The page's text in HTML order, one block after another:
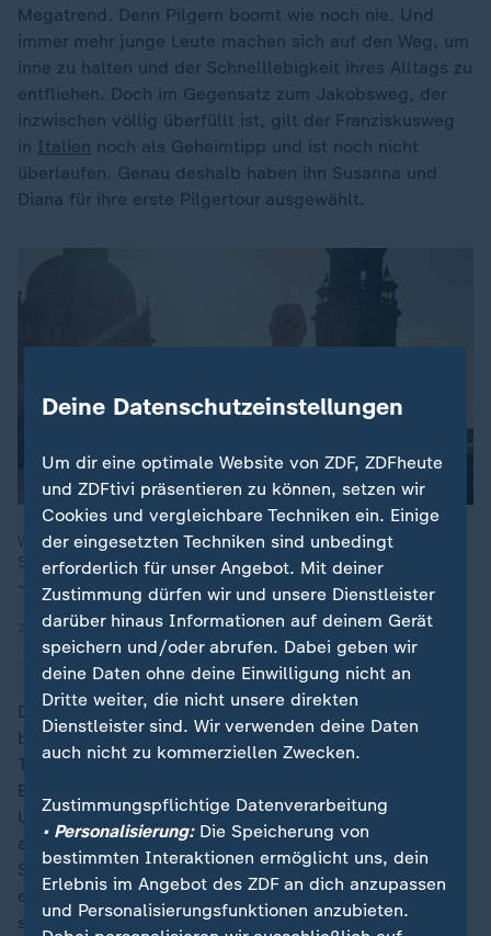
Megatrend. Denn Pilgern boomt wie noch nie. Und
immer mehr junge Leute machen sich auf den Weg, um
inne zu halten und der Schnelllebigkeit ihres Alltags zu
entfliehen. Doch im Gegensatz zum Jakobsweg, der
inzwischen völlig überfüllt ist, gilt der Franziskusweg
in Italien noch als Geheimtipp und ist noch nicht
überlaufen. Genau deshalb haben ihn Susanna und
Diana für ihre erste Pilgertour ausgewählt.
Waldi pilgert nach Santiago – mit Sonja, Schmerzen und
Sprüchen. Zwischen Tapas und Turbulenzen zeigt sich: Der
Jakobsweg ist nichts für Feiglinge. Aber genau Waldis Ding.
25.05.2025 | 43:22 min
Doch dass der Weg auch Tücken hat, bekommen die
beiden Pilgerneulinge schnell zu spüren. Am dritten
Tag verlaufen sie sich komplett, weil die
Beschilderung auf dem Franziskusweg eher dürftig ist.
Und Netz haben sie auch keins. Aber Pilgern heißt ja
auch auf Reisen sein. Und tatsächlich - nach zehn
Stunden Auf und Ab finden sie den Weg wieder und
erreichen ihr heutiges Ziel. "Gott sei Dank, ich dachte
schon, wir finden nie mehr zurück", sagt Susanna
Deine Datenschutzeinstellungen
Um dir eine optimale Website von ZDF, ZDFheute
und ZDFtivi präsentieren zu können, setzen wir
Cookies und vergleichbare Techniken ein. Einige
der eingesetzten Techniken sind unbedingt
erforderlich für unser Angebot. Mit deiner
Zustimmung dürfen wir und unsere Dienstleister
darüber hinaus Informationen auf deinem Gerät
speichern und/oder abrufen. Dabei geben wir
deine Daten ohne deine Einwilligung nicht an
Dritte weiter, die nicht unsere direkten
Dienstleister sind. Wir verwenden deine Daten
auch nicht zu kommerziellen Zwecken.
Zustimmungspflichtige Datenverarbeitung
• Personalisierung:Die Speicherung von
bestimmten Interaktionen ermöglicht uns, dein
Erlebnis im Angebot des ZDF an dich anzupassen
und Personalisierungsfunktionen anzubieten.